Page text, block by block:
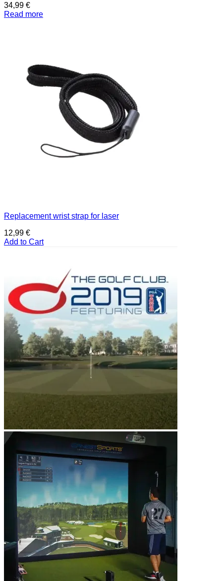
34,99 €
Read more
Replacement wrist strap for laser
12,99 €
Add to Cart